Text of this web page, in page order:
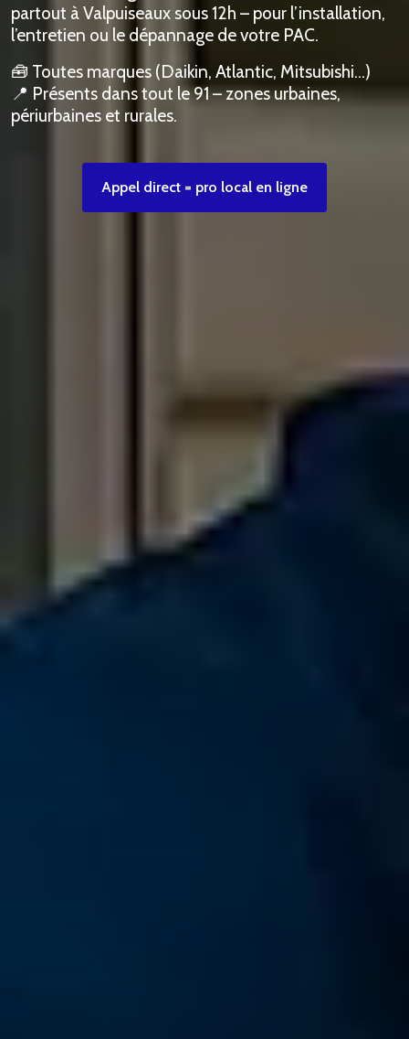
partout à Valpuiseaux sous 12h – pour l’installation,
l’entretien ou le dépannage de votre PAC.
🧰 Toutes marques (Daikin, Atlantic, Mitsubishi…)
📍 Présents dans tout le 91 – zones urbaines,
périurbaines et rurales.
Appel direct = pro local en ligne